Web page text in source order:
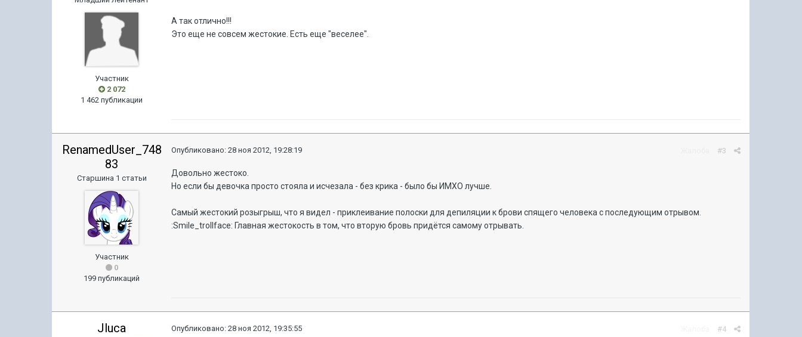
Участник
2 072
1 462 публикации
А так отлично!!!
Это еще не совсем жестокие. Есть еще "веселее".
RenamedUser_748
83
Старшина 1 статьи
Участник
0
199 публикаций
#3
Опубликовано:28 ноя 2012, 19:28:19
Довольно жестоко.
Но если бы девочка просто стояла и исчезала - без крика - было бы ИМХО лучше.
Самый жестокий розыгрыш, что я видел - приклеивание полоски для депиляции к брови спящего человека с последующим отрывом.
:Smile_trollface: Главная жестокость в том, что вторую бровь придётся самому отрывать.
Jluca #4
Опубликовано:28 ноя 2012, 19:35:55